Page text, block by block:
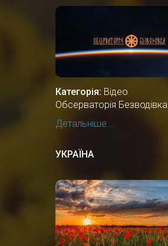
Категорія: Відео
Обсерваторія Безводівка
Детальніше...
УКРАЇНА